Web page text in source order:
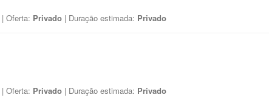
| Oferta: Privado | Duração estimada: Privado
| Oferta: Privado | Duração estimada: Privado